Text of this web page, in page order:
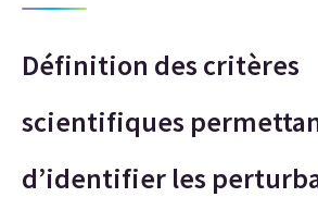
Définition des critères
scientifiques
d’identifier les